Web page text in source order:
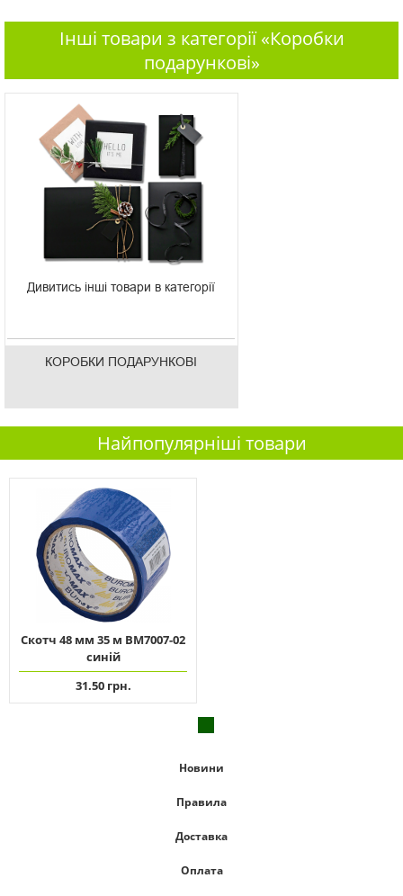
Інші товари з категорії «Коробки
подарункові»
Дивитись інші товари в категорії
КОРОБКИ ПОДАРУНКОВІ
Найпопулярніші товари
Скотч 48 мм 35 м ВМ7007-02
синій
31.50 грн.
Новини
Правила
Доставка
Оплата